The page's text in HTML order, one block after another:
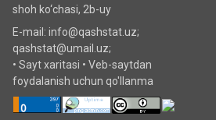
shoh ko‘chаsi, 2b-uy
E-mail: info@qashstat.uz;
qashstat@umail.uz;
• Sayt xaritasi • Veb-saytdan
foydalanish uchun qo'llanma